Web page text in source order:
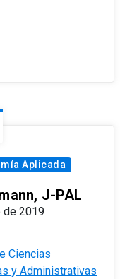
Aplicada
J-PAL
de 2019
Ciencias
y Administrativas